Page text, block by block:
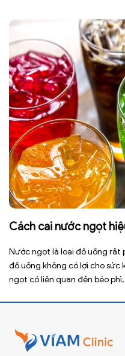
ngày có thể […]
Cách cai nước ngọt
Nước ngọt là loại đồ uống rất
đồ uống không có lợi cho sức
ngọt có liên quan đến béo